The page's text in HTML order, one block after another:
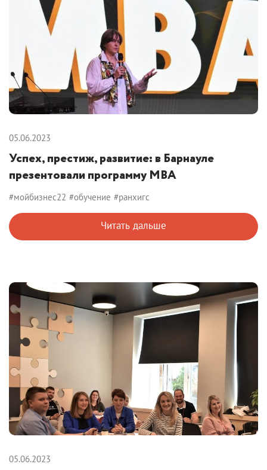
05.06.2023
Успех, престиж, развитие: в Барнауле
презентовали программу МВА
#мойбизнес22 #обучение #ранхигс
Читать дальше
05.06.2023